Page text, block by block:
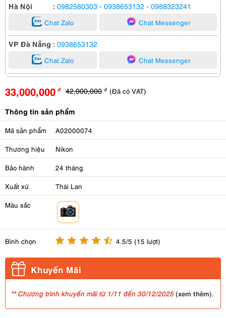
Hà Nội : 0982580303 - 0938653132 - 0988323241
Chat Zalo Chat Messenger
VP Đà Nẵng : 0938653132
Chat Zalo Chat Messenger
33,000,000 đ 42,000,000 đ (Đã có VAT)
Thông tin sản phẩm
Mã sản phẩm A02000074
Thương hiệu Nikon
Bảo hành 24 tháng
Xuất xứ Thái Lan
Màu sắc
Bình chọn 4.5/5 (15 lượt)
Khuyến Mãi
** Chương trình khuyến mãi từ 1/11 đến 30/12/2025 (xem thêm).